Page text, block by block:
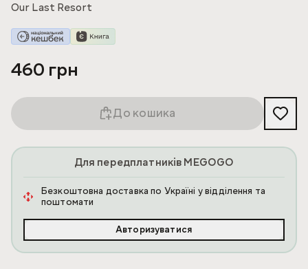
Our Last Resort
460 грн
До кошика
Для передплатників MEGOGO
Безкоштовна доставка по Україні у відділення та
поштомати
Авторизуватися